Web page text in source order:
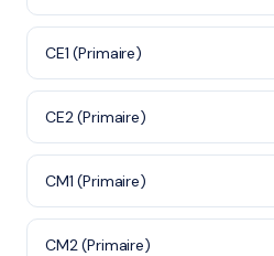
CE1 (Primaire)
CE2 (Primaire)
CM1 (Primaire)
CM2 (Primaire)